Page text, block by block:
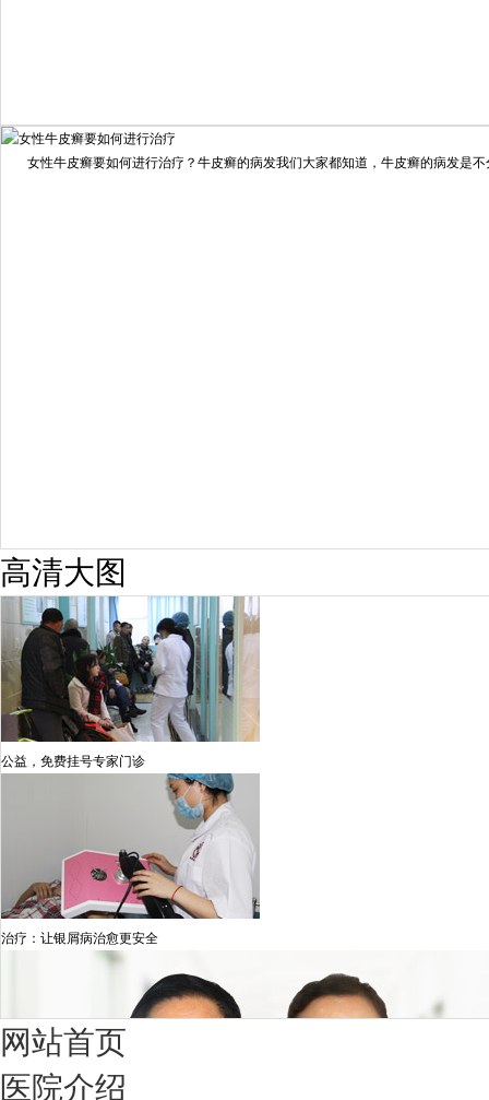
我要咨询 我要预约
女性牛皮癣要如何进行治疗？牛皮癣的病发我们大家都知道，牛皮癣的病发是不
高清大图
公益，免费挂号专家门诊
治疗：让银屑病治愈更安全
网站首页
医院介绍